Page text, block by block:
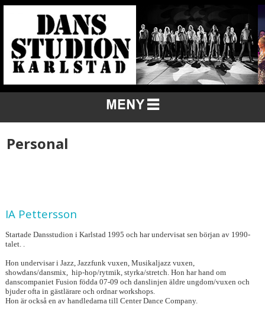
Personal
IA Pettersson
Startade Dansstudion i Karlstad 1995 och har undervisat sen början av 1990-
talet. .
Hon undervisar i Jazz, Jazzfunk vuxen, Musikaljazz vuxen,
showdans/dansmix, hip-hop/rytmik, styrka/stretch. Hon har hand om
danscompaniet Fusion födda 07-09 och danslinjen äldre ungdom/vuxen och
bjuder ofta in gästlärare och ordnar workshops.
Hon är också en av handledarna till Center Dance Company.